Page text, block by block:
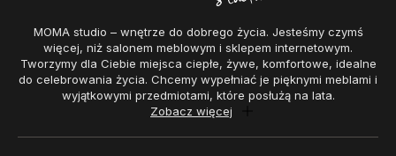
MOMA studio – wnętrze do dobrego życia. Jesteśmy czymś
więcej, niż salonem meblowym i sklepem internetowym.
Tworzymy dla Ciebie miejsca ciepłe, żywe, komfortowe, idealne
do celebrowania życia. Chcemy wypełniać je pięknymi meblami i
wyjątkowymi przedmiotami, które posłużą na lata.
Zobacz więcej